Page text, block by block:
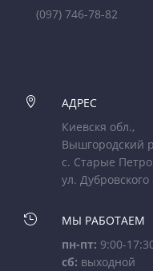
(097) 746-78-82

АДРЕС
Киевскя обл.,
Вышгородский
с. Старые
ул. Дубровского

МЫ РАБОТАЕМ
пн-пт: 9:00-
сб: выходной